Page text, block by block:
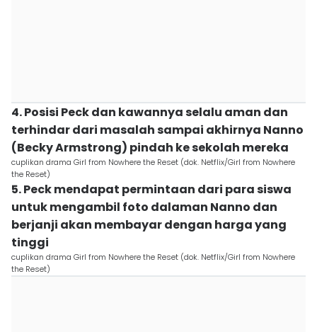
4. Posisi Peck dan kawannya selalu aman dan
terhindar dari masalah sampai akhirnya Nanno
(Becky Armstrong) pindah ke sekolah mereka
cuplikan drama Girl from Nowhere the Reset (dok. Netflix/Girl from Nowhere
the Reset)
5. Peck mendapat permintaan dari para siswa
untuk mengambil foto dalaman Nanno dan
berjanji akan membayar dengan harga yang
tinggi
cuplikan drama Girl from Nowhere the Reset (dok. Netflix/Girl from Nowhere
the Reset)